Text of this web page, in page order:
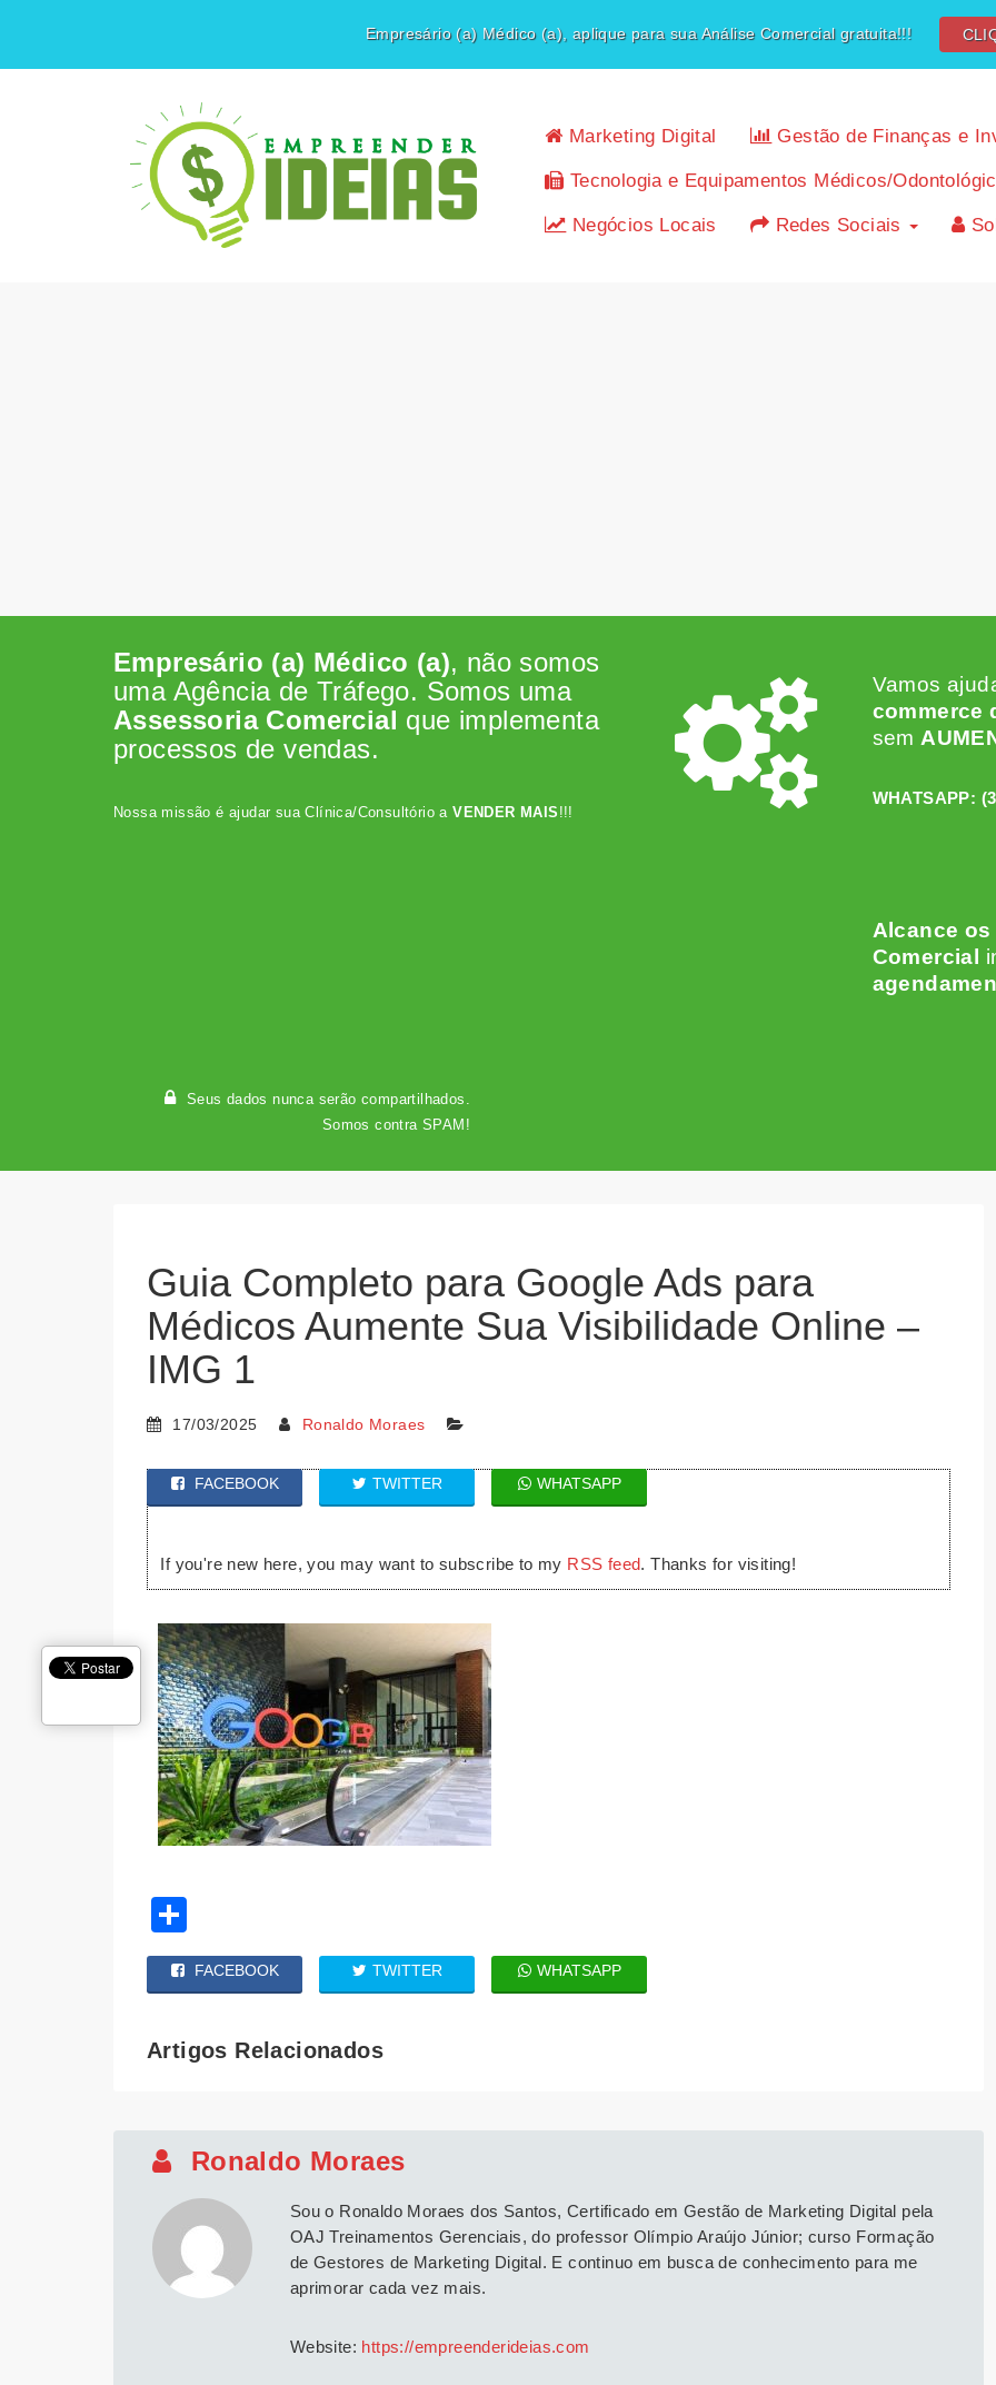
Empresário (a) Médico (a), aplique para sua Análise Comercial gratuita!!!
Marketing Digital Gestão de Finanças e
Tecnologia e Equipamentos Médicos/
Negócios Locais Redes Sociais
Empresário (a) Médico (a), não somos
uma Agência de Tráfego. Somos uma
Assessoria Comercial que implementa
processos de vendas.
Nossa missão é ajudar sua Clínica/Consultório aVENDER MAIS !!!
Vamos
commerce
sem
WHATSAPP:
Alcance
Comercial
Seus dados nunca serão compartilhados.
Somos contra SPAM!
Guia Completo para Google Ads para
Médicos Aumente Sua Visibilidade Online –
IMG 1
17/03/2025 Ronaldo Moraes
FACEBOOK TWITTER WHATSAPP
If you're new here, you may want to subscribe to my RSS feed. Thanks for visiting!
FACEBOOK TWITTER WHATSAPP
Artigos Relacionados
Ronaldo Moraes
Sou o Ronaldo Moraes dos Santos, Certificado em Gestão de Marketing Digital pela
OAJ Treinamentos Gerenciais, do professor Olímpio Araújo Júnior; curso Formação
de Gestores de Marketing Digital. E continuo em busca de conhecimento para me
aprimorar cada vez mais.
Website: https://empreenderideias.com